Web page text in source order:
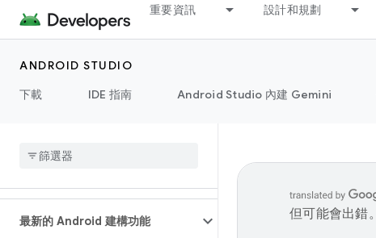
重要資訊 設計和規劃
ANDROID STUDIO
下載
IDE 指南 Android Studio 內建 Gemini
最新的 Android 建構功能
但可能會出錯。